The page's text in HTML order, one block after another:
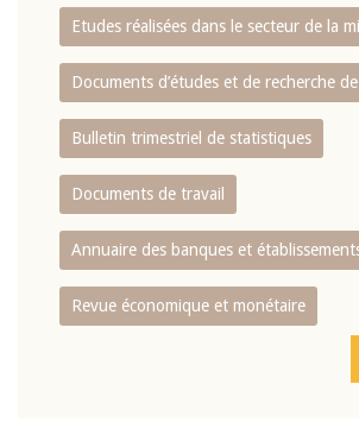
Etudes réalisées dans le secteur de la
Documents d’études et de recherche
Bulletin trimestriel de statistiques
Documents de travail
Annuaire des banques et
Revue économique et monétaire